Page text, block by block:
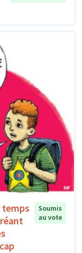
temps
Soumis
au vote